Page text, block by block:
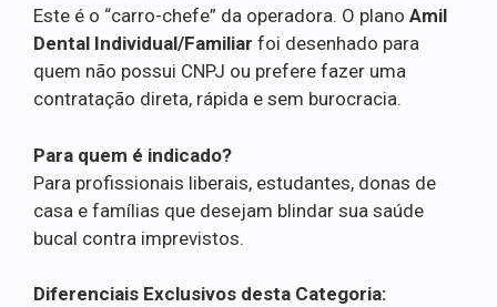
Este é o “carro-chefe” da operadora. O plano Amil
Dental Individual/Familiar foi desenhado para
quem não possui CNPJ ou prefere fazer uma
contratação direta, rápida e sem burocracia.
Para quem é indicado?
Para profissionais liberais, estudantes, donas de
casa e famílias que desejam blindar sua saúde
bucal contra imprevistos.
Diferenciais Exclusivos desta Categoria: